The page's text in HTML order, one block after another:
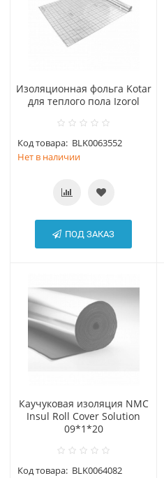
Изоляционная фольга Kotar
для теплого пола Izorol
Код товара: BLK0063552
Нет в наличии
ПОД ЗАКАЗ
Каучуковая изоляция NMC
Insul Roll Cover Solution
09*1*20
Код товара: BLK0064082